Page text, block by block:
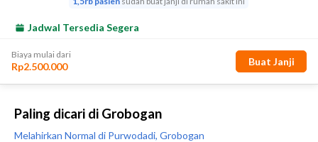
Paling dicari di Grobogan
Melahirkan Normal di Purwodadi, Grobogan